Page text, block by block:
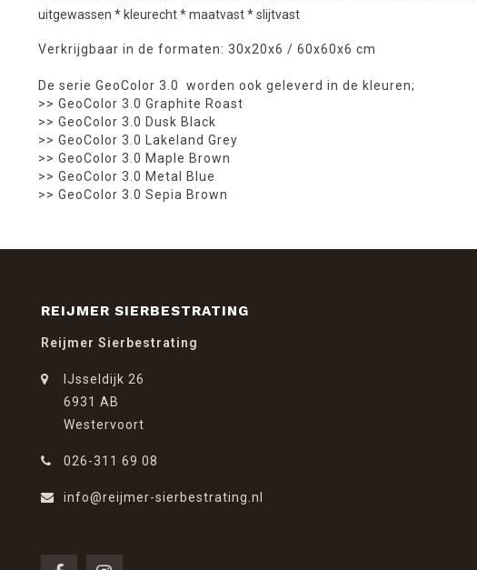
uitgewassen * kleurecht * maatvast * slijtvast
Verkrijgbaar in de formaten: 30x20x6 / 60x60x6 cm
De serie GeoColor 3.0 worden ook geleverd in de kleuren;
>> GeoColor 3.0 Graphite Roast
>> GeoColor 3.0 Dusk Black
>> GeoColor 3.0 Lakeland Grey
>> GeoColor 3.0 Maple Brown
>> GeoColor 3.0 Metal Blue
>> GeoColor 3.0 Sepia Brown
REIJMER SIERBESTRATING
Reijmer Sierbestrating
IJsseldijk 26
6931 AB
Westervoort
026-311 69 08
info@reijmer-sierbestrating.nl